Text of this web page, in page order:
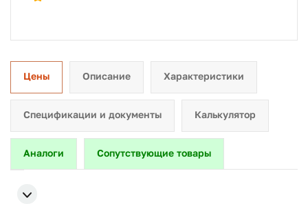
Цены Описание Характеристики
Спецификации и документы Калькулятор
Аналоги Сопутствующие товары